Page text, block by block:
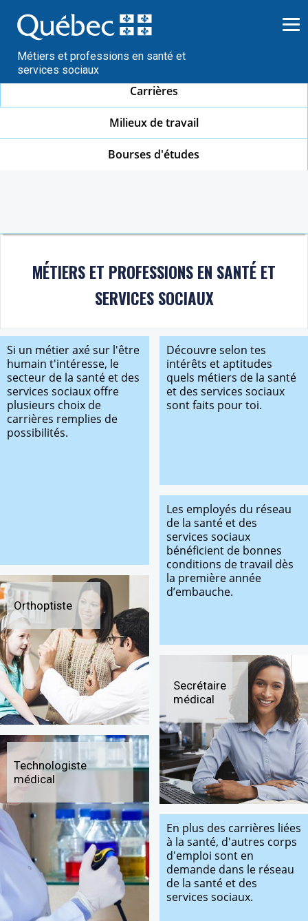
au
contenu
Métiers et professions en santé et
services sociaux
Carrières
Milieux de travail
Bourses d'études
MÉTIERS ET PROFESSIONS EN SANTÉ ET
SERVICES SOCIAUX
Si un métier axé sur l'être
humain t'intéresse, le
secteur de la santé et des
services sociaux offre
plusieurs choix de
carrières remplies de
possibilités.
Découvre selon tes
intérêts et aptitudes
quels métiers de la santé
et des services sociaux
sont faits pour toi.
Les employés du réseau
de la santé et des
services sociaux
bénéficient de bonnes
conditions de travail dès
la première année
d’embauche.
Orthoptiste
Secrétaire
médical
Technologiste
médical
En plus des carrières liées
à la santé, d'autres corps
d'emploi sont en
demande dans le réseau
de la santé et des
services sociaux.